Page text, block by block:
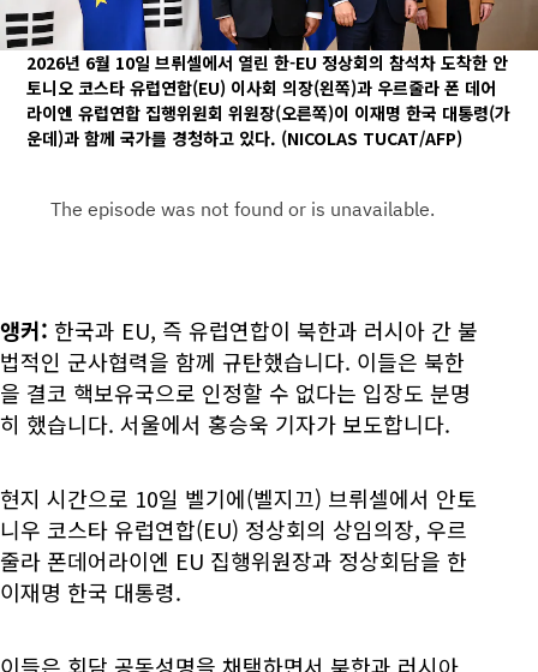
2026년 6월 10일 브뤼셀에서 열린 한-EU 정상회의 참석차 도착한 안
토니오 코스타 유럽연합(EU) 이사회 의장(왼쪽)과 우르줄라 폰 데어
라이엔 유럽연합 집행위원회 위원장(오른쪽)이 이재명 한국 대통령(가
운데)과 함께 국가를 경청하고 있다. (NICOLAS TUCAT/AFP)
앵커: 한국과 EU, 즉 유럽연합이 북한과 러시아 간 불
법적인 군사협력을 함께 규탄했습니다. 이들은 북한
을 결코 핵보유국으로 인정할 수 없다는 입장도 분명
히 했습니다. 서울에서 홍승욱 기자가 보도합니다.
현지 시간으로 10일 벨기에(벨지끄) 브뤼셀에서 안토
니우 코스타 유럽연합(EU) 정상회의 상임의장, 우르
줄라 폰데어라이엔 EU 집행위원장과 정상회담을 한
이재명 한국 대통령.